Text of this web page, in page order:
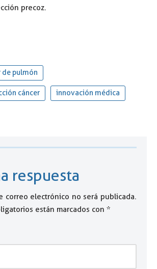
precoz.
de pulmón
cáncer innovación médica
respuesta
correo electrónico no será publicada.
están marcados con *